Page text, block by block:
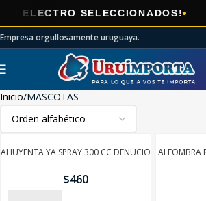
SELECCIONADOS!
Empresa orgullosamente uruguaya.
Inicio MASCOTAS
AHUYENTA YA SPRAY 300 CC DENUCIO
$460
ALFOMBRA